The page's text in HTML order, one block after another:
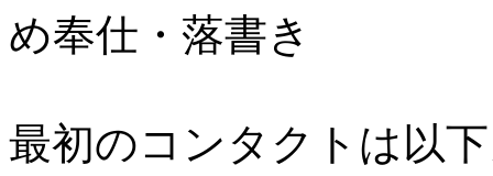
め奉仕・落書き
最初のコンタクトは以